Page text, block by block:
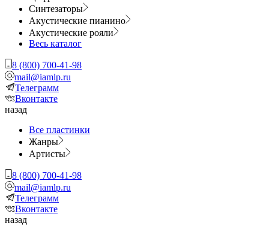
Синтезаторы
Акустические пианино
Акустические рояли
Весь каталог
8 (800) 700-41-98
mail@iamlp.ru
Телеграмм
Вконтакте
назад
Все пластинки
Жанры
Артисты
8 (800) 700-41-98
mail@iamlp.ru
Телеграмм
Вконтакте
назад